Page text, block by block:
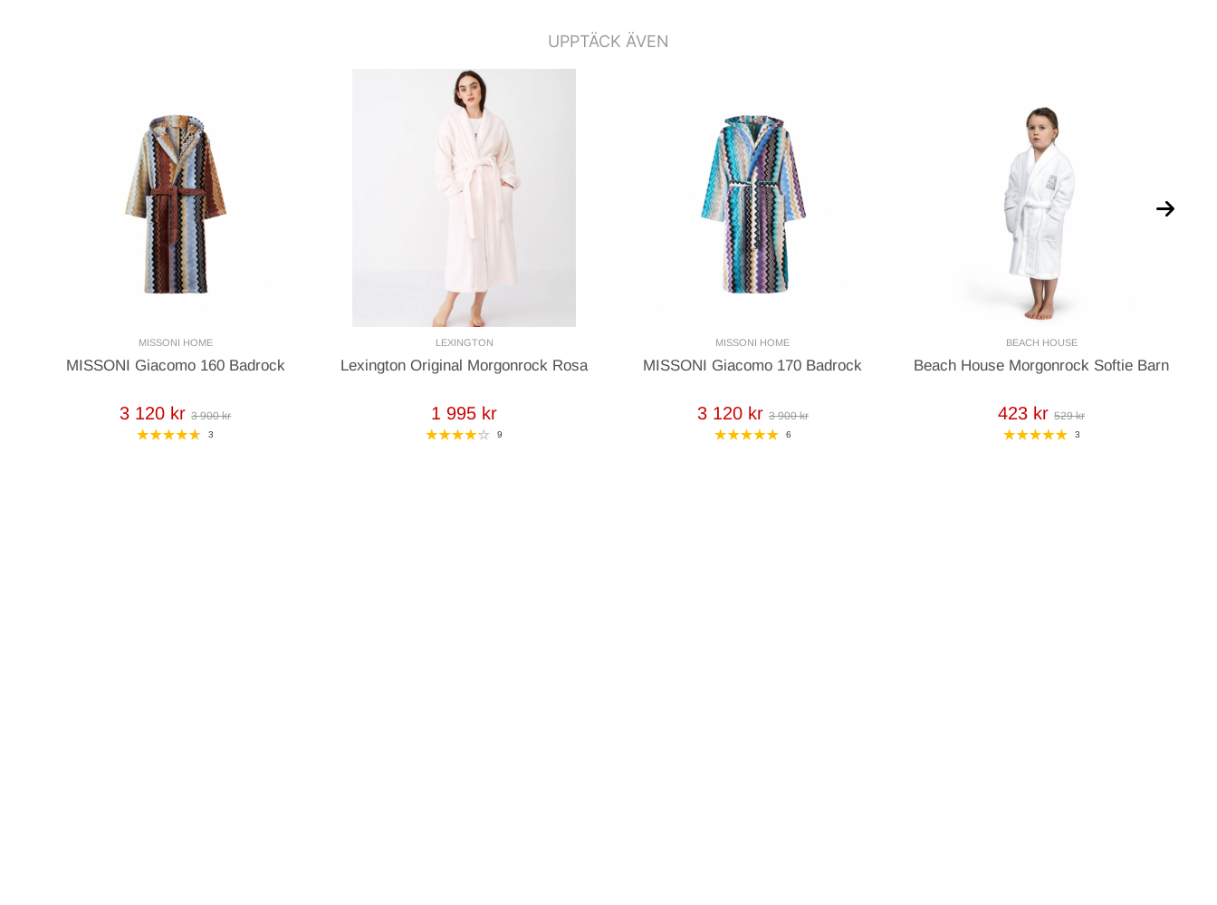
UPPTÄCK ÄVEN
MISSONI HOME
MISSONI Giacomo 160 Badrock
3 120 kr 3 900 kr
3
LEXINGTON
Lexington Original Morgonrock Rosa
1 995 kr
9
MISSONI HOME
MISSONI Giacomo 170 Badrock
3 120 kr 3 900 kr
6
BEACH HOUSE
Beach House Morgonrock Softie Barn
423 kr 529 kr
3